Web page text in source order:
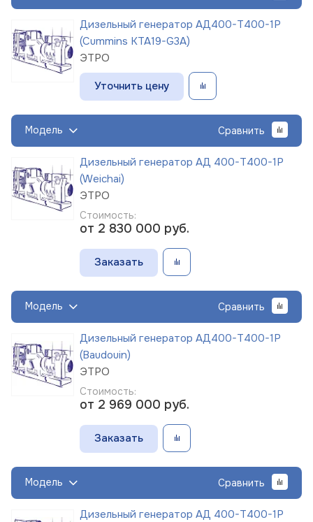
Дизельный генератор АД400-Т400-1Р
(Cummins KTA19-G3A)
ЭТРО
Уточнить цену
Модель Сравнить
Дизельный генератор АД 400-Т400-1Р
(Weichai)
ЭТРО
Стоимость:
от 2 830 000 руб.
Заказать
Модель Сравнить
Дизельный генератор АД400-Т400-1Р
(Baudouin)
ЭТРО
Стоимость:
от 2 969 000 руб.
Заказать
Модель Сравнить
Дизельный генератор АД 400-Т400-1Р